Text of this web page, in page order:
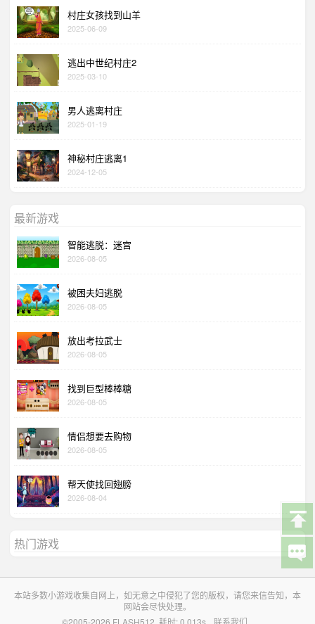
村庄女孩找到山羊
2025-06-09
逃出中世纪村庄2
2025-03-10
男人逃离村庄
2025-01-19
神秘村庄逃离1
2024-12-05
最新游戏
智能逃脱：迷宫
2026-08-05
被困夫妇逃脱
2026-08-05
放出考拉武士
2026-08-05
找到巨型棒棒糖
2026-08-05
情侣想要去购物
2026-08-05
帮天使找回翅膀
2026-08-04
热门游戏
本站多数小游戏收集自网上，如无意之中侵犯了您的版权，请您来信告知，本
网站会尽快处理。
©2005-2026 FLASH512. 耗时: 0.013s
联系我们